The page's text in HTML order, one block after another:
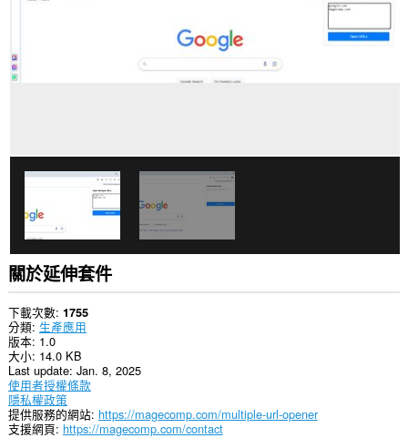
的
資
你
的
頁
籤
與
瀏
覽
活
動。
關於延伸套件
下載次數 1755
分類 生產應用
版本 1.0
大小 14.0 KB
Last update Jan. 8, 2025
使用者授權條款
隱私權政策
提供服務的網站 https://magecomp.com/multiple-url-opener
支援網頁 https://magecomp.com/contact